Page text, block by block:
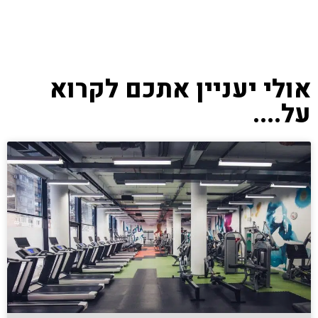
אולי יעניין אתכם לקרוא
על....